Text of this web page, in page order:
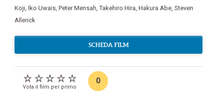
Koji Iko Uwais Peter Mensah ,Takehiro Hira Hakura Abe Steven
Allerick
SCHEDA FILM
Vota il film per primo
0